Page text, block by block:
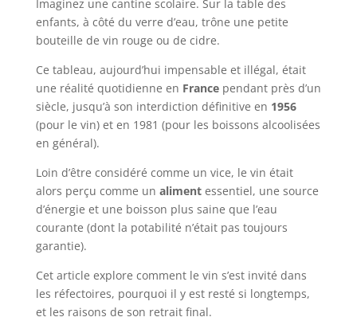
Imaginez une cantine scolaire. Sur la table des
enfants, à côté du verre d’eau, trône une petite
bouteille de vin rouge ou de cidre.
Ce tableau, aujourd’hui impensable et illégal, était
une réalité quotidienne en Francependant près d’un
siècle, jusqu’à son interdiction définitive en 1956
(pour le vin) et en 1981 (pour les boissons alcoolisées
en général).
Loin d’être considéré comme un vice, le vin était
alors perçu comme un alimentessentiel, une source
d’énergie et une boisson plus saine que l’eau
courante (dont la potabilité n’était pas toujours
garantie).
Cet article explore comment le vin s’est invité dans
les réfectoires, pourquoi il y est resté si longtemps,
et les raisons de son retrait final.